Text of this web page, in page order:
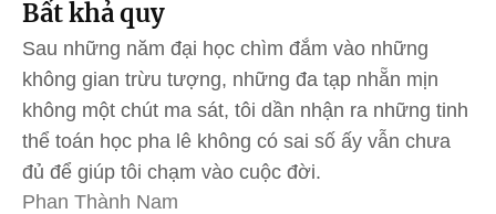
Bất khả quy
Sau những năm đại học chìm đắm vào những
không gian trừu tượng, những đa tạp nhẵn mịn
không một chút ma sát, tôi dần nhận ra những tinh
thể toán học pha lê không có sai số ấy vẫn chưa
đủ để giúp tôi chạm vào cuộc đời.
Phan Thành Nam